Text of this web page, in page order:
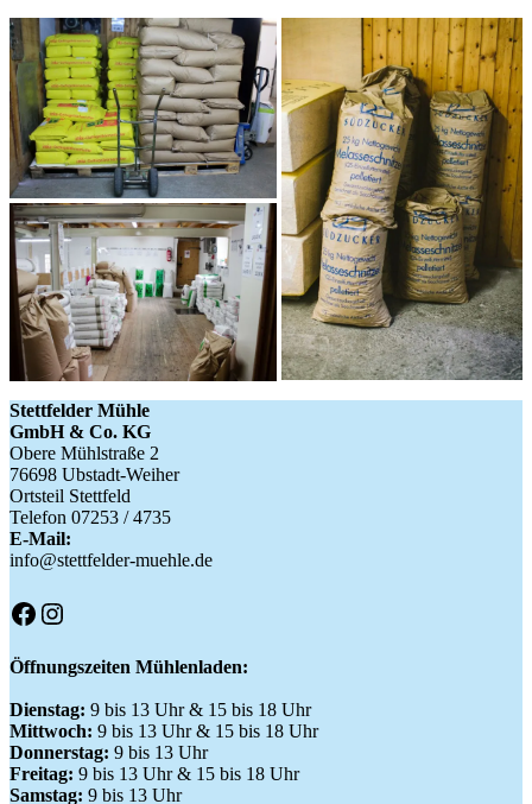
Stettfelder Mühle
GmbH & Co. KG
Obere Mühlstraße 2
76698 Ubstadt-Weiher
Ortsteil Stettfeld
Telefon 07253 / 4735
E-Mail:
info@stettfelder-muehle.de
Facebook
Instagram
Öffnungszeiten Mühlenladen:
Dienstag: 9 bis 13 Uhr & 15 bis 18 Uhr
Mittwoch: 9 bis 13 Uhr & 15 bis 18 Uhr
Donnerstag: 9 bis 13 Uhr
Freitag: 9 bis 13 Uhr & 15 bis 18 Uhr
Samstag: 9 bis 13 Uhr